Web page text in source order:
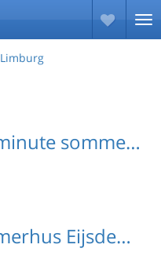
Limburg
Last minute sommerhuse Eijsden-Margraten
Sommerhus Eijsden-Margraten med hund